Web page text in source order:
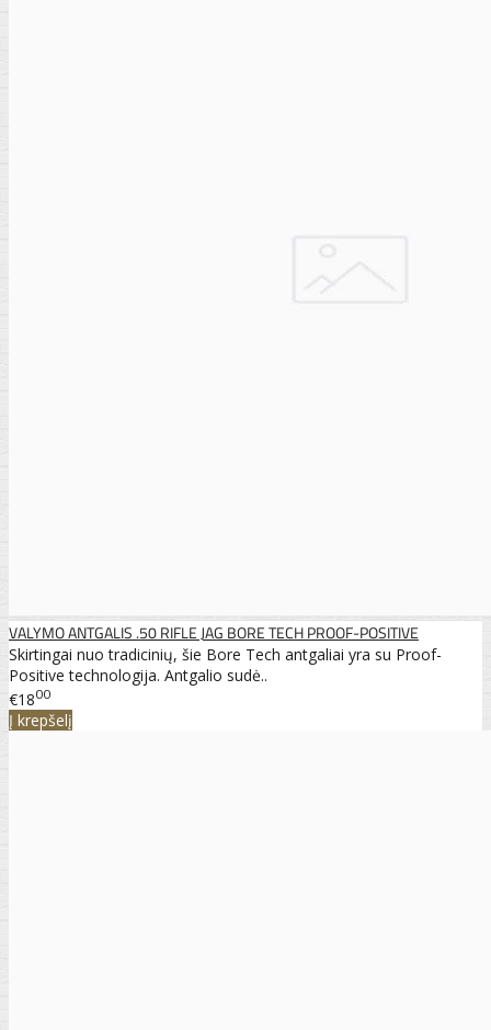
VALYMO ANTGALIS .50 RIFLE JAG BORE TECH PROOF-POSITIVE
Skirtingai nuo tradicinių, šie Bore Tech antgaliai yra su Proof-
Positive technologija. Antgalio sudė..
€1800
Į krepšelį